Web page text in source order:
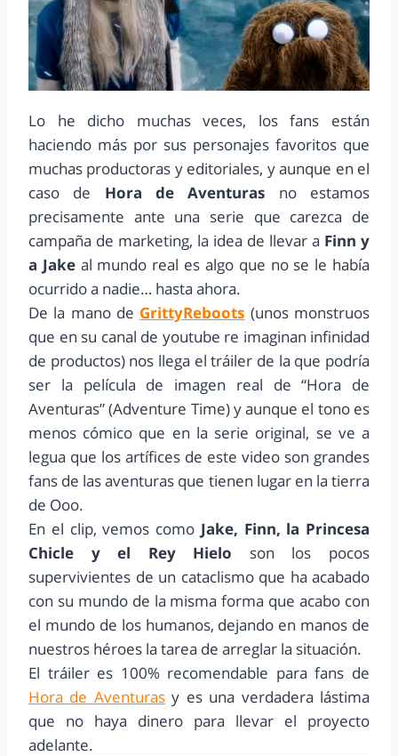
Lo he dicho muchas veces, los fans están
haciendo más por sus personajes favoritos que
muchas productoras y editoriales, y aunque en el
caso de Hora de Aventuras no estamos
precisamente ante una serie que carezca de
campaña de marketing, la idea de llevar a Finn y
a Jakeal mundo real es algo que no se le había
ocurrido a nadie… hasta ahora.
De la mano de GrittyReboots (unos monstruos
que en su canal de youtube re imaginan infinidad
de productos) nos llega el tráiler de la que podría
ser la película de imagen real de “Hora de
Aventuras” (Adventure Time) y aunque el tono es
menos cómico que en la serie original, se ve a
legua que los artífices de este video son grandes
fans de las aventuras que tienen lugar en la tierra
de Ooo.
En el clip, vemos como Jake, Finn, la Princesa
Chicle y el Rey Hielo son los pocos
supervivientes de un cataclismo que ha acabado
con su mundo de la misma forma que acabo con
el mundo de los humanos, dejando en manos de
nuestros héroes la tarea de arreglar la situación.
El tráiler es 100% recomendable para fans de
Hora de Aventurasy es una verdadera lástima
que no haya dinero para llevar el proyecto
adelante.